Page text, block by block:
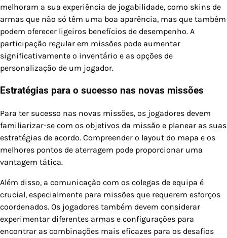
melhoram a sua experiência de jogabilidade, como skins de
armas que não só têm uma boa aparência, mas que também
podem oferecer ligeiros benefícios de desempenho. A
participação regular em missões pode aumentar
significativamente o inventário e as opções de
personalização de um jogador.
Estratégias para o sucesso nas novas missões
Para ter sucesso nas novas missões, os jogadores devem
familiarizar-se com os objetivos da missão e planear as suas
estratégias de acordo. Compreender o layout do mapa e os
melhores pontos de aterragem pode proporcionar uma
vantagem tática.
Além disso, a comunicação com os colegas de equipa é
crucial, especialmente para missões que requerem esforços
coordenados. Os jogadores também devem considerar
experimentar diferentes armas e configurações para
encontrar as combinações mais eficazes para os desafios